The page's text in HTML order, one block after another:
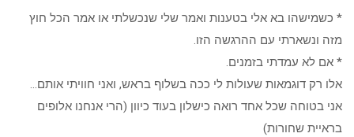
* כשמישהו בא אלי בטענות ואמר שלי שנכשלתי או אמר הכל חוץ
מזה ונשארתי עם ההרגשה הזו.
* אם לא עמדתי בזמנים.
אלו רק דוגמאות שעולות לי ככה בשלוף בראש, ואני חוויתי אותם…
אני בטוחה שכל אחד רואה כישלון בעוד כיוון (הרי אנחנו אלופים
בראיית שחורות)